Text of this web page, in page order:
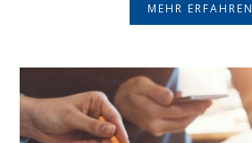
MEHR ERFAHREN